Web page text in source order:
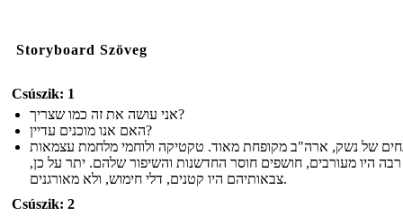
Storyboard Szöveg
Csúszik: 1
אני עושה את זה כמו שצריך?
האם אנו מוכנים עדיין?
של נשק, ארה"ב מקופחת מאוד. טקטיקה ולוחמי מלחמת עצמאות
רבה היו מעורבים, חושפים חוסר החדשנות והשיפור שלהם. יתר על כן,
צבאותיהם היו קטנים, דלי חימוש, ולא מאורגנים.
Csúszik: 2